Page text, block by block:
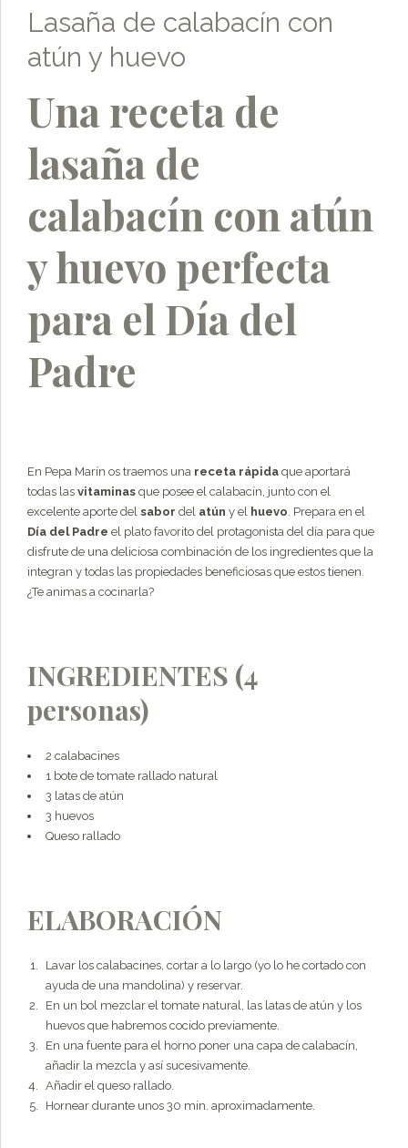
Lasaña de calabacín con
atún y huevo
Una receta de
lasaña de
calabacín con atún
y huevo perfecta
para el Día del
Padre
En Pepa Marín os traemos una receta rápida que aportará
todas las vitaminas que posee el calabacín, junto con el
excelente aporte del sabor del atún y el huevo . Prepara en el
Día del Padre el plato favorito del protagonista del día para que
disfrute de una deliciosa combinación de los ingredientes que la
integran y todas las propiedades beneficiosas que estos tienen.
¿Te animas a cocinarla?
INGREDIENTES (4
personas)
2 calabacines
1 bote de tomate rallado natural
3 latas de atún
3 huevos
Queso rallado
ELABORACIÓN
Lavar los calabacines, cortar a lo largo (yo lo he cortado con
ayuda de una mandolina) y reservar.
En un bol mezclar el tomate natural, las latas de atún y los
huevos que habremos cocido previamente.
En una fuente para el horno poner una capa de calabacín,
añadir la mezcla y así sucesivamente.
Añadir el queso rallado.
Hornear durante unos 30 min. aproximadamente.